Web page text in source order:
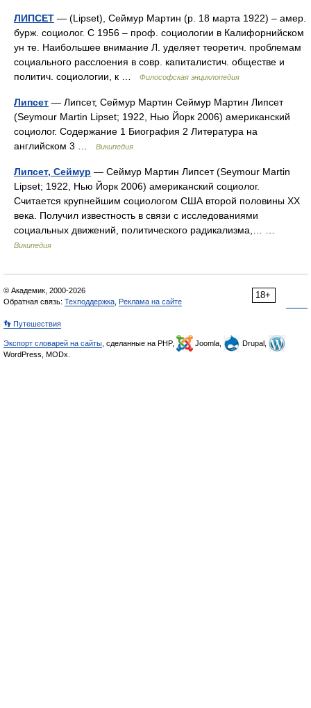
ЛИПСЕТ — (Lipset), Сеймур Мартин (р. 18 марта 1922) – амер.
бурж. социолог. С 1956 – проф. социологии в Калифорнийском
ун те. Наибольшее внимание Л. уделяет теоретич. проблемам
социального расслоения в совр. капиталистич. обществе и
политич. социологии, к …
Философская энциклопедия
Липсет — Липсет, Сеймур Мартин Сеймур Мартин Липсет
(Seymour Martin Lipset; 1922, Нью Йорк 2006) американский
социолог. Содержание 1 Биография 2 Литература на
английском 3 …
Википедия
Липсет, Сеймур — Сеймур Мартин Липсет (Seymour Martin
Lipset; 1922, Нью Йорк 2006) американский социолог.
Считается крупнейшим социологом США второй половины XX
века. Получил известность в связи с исследованиями
социальных движений, политического радикализма,… …
Википедия
18+
© Академик, 2000-2026
Обратная связь: Техподдержка Реклама на сайте
👣 Путешествия
Экспорт словарей на сайты , сделанные на PHP, Joomla,
Drupal,
WordPress, MODx.